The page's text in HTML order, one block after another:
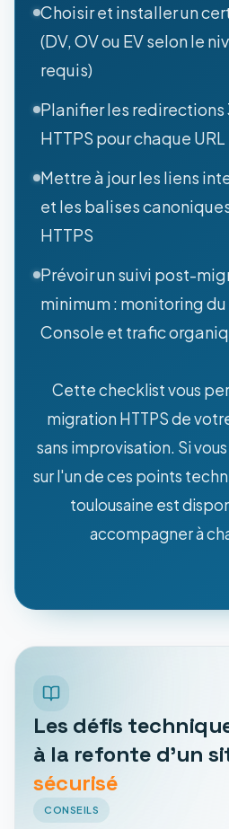
Choisir et installer un
(DV, OV ou EV selon le
requis)
Planifier les redirections
HTTPS pour chaque
Mettre à jour les liens
et les balises
HTTPS
Prévoir un suivi post-
minimum : monitoring
Console et trafic
Cette checklist vous
migration HTTPS de
sans improvisation. Si
sur l'un de ces points
toulousaine est
accompagner à
Les défis
à la refonte d'un
sécurisé
CONSEILS